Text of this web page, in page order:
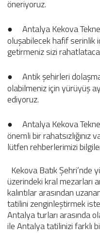
öneriyoruz.
●
Antalya Kekova
oluşabilecek hafif serinlik
getirmeniz sizi
●
Antik şehirleri
olabilmeniz için yürüyüş
ediyoruz.
●
Antalya Kekova
önemli bir
lütfen rehberlerimizi
Kekova Batık
üzerindeki kral mezarları
kalıntılar arasından
tatilini zenginleştirmek
Antalya turları arasında
ile Antalya tatilinizi farklı